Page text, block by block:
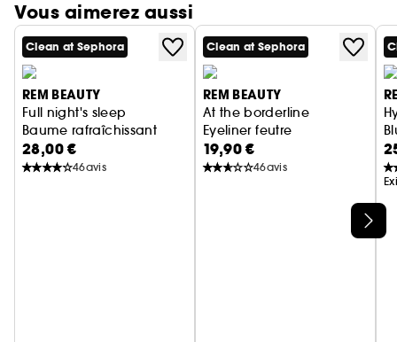
Vous aimerez aussi
Clean at Sephora
REM BEAUTY
Full night's sleep
Baume rafraîchissant
28,00 €
46avis
Clean at Sephora
REM BEAUTY
At the borderline
Eyeliner feutre
19,90 €
46avis